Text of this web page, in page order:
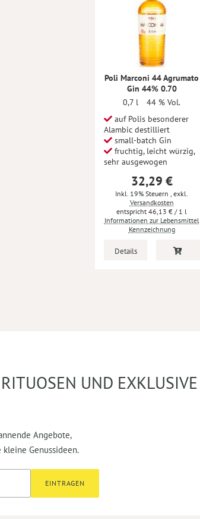
Poli Marconi 44 Agrumato
Gin 44% 0.70
0,7 l
44 % Vol.
auf Polis besonderer
Alambic destilliert
small-batch Gin
fruchtig, leicht würzig,
sehr ausgewogen
32,29 €
Inkl. 19% Steuern, exkl.
Versandkosten
46,13 € / 1 l
Informationen zur Lebensmittel
Kennzeichnung
Details
UND EXKLUSIVE
Angebote,
Genussideen.
EINTRAGEN